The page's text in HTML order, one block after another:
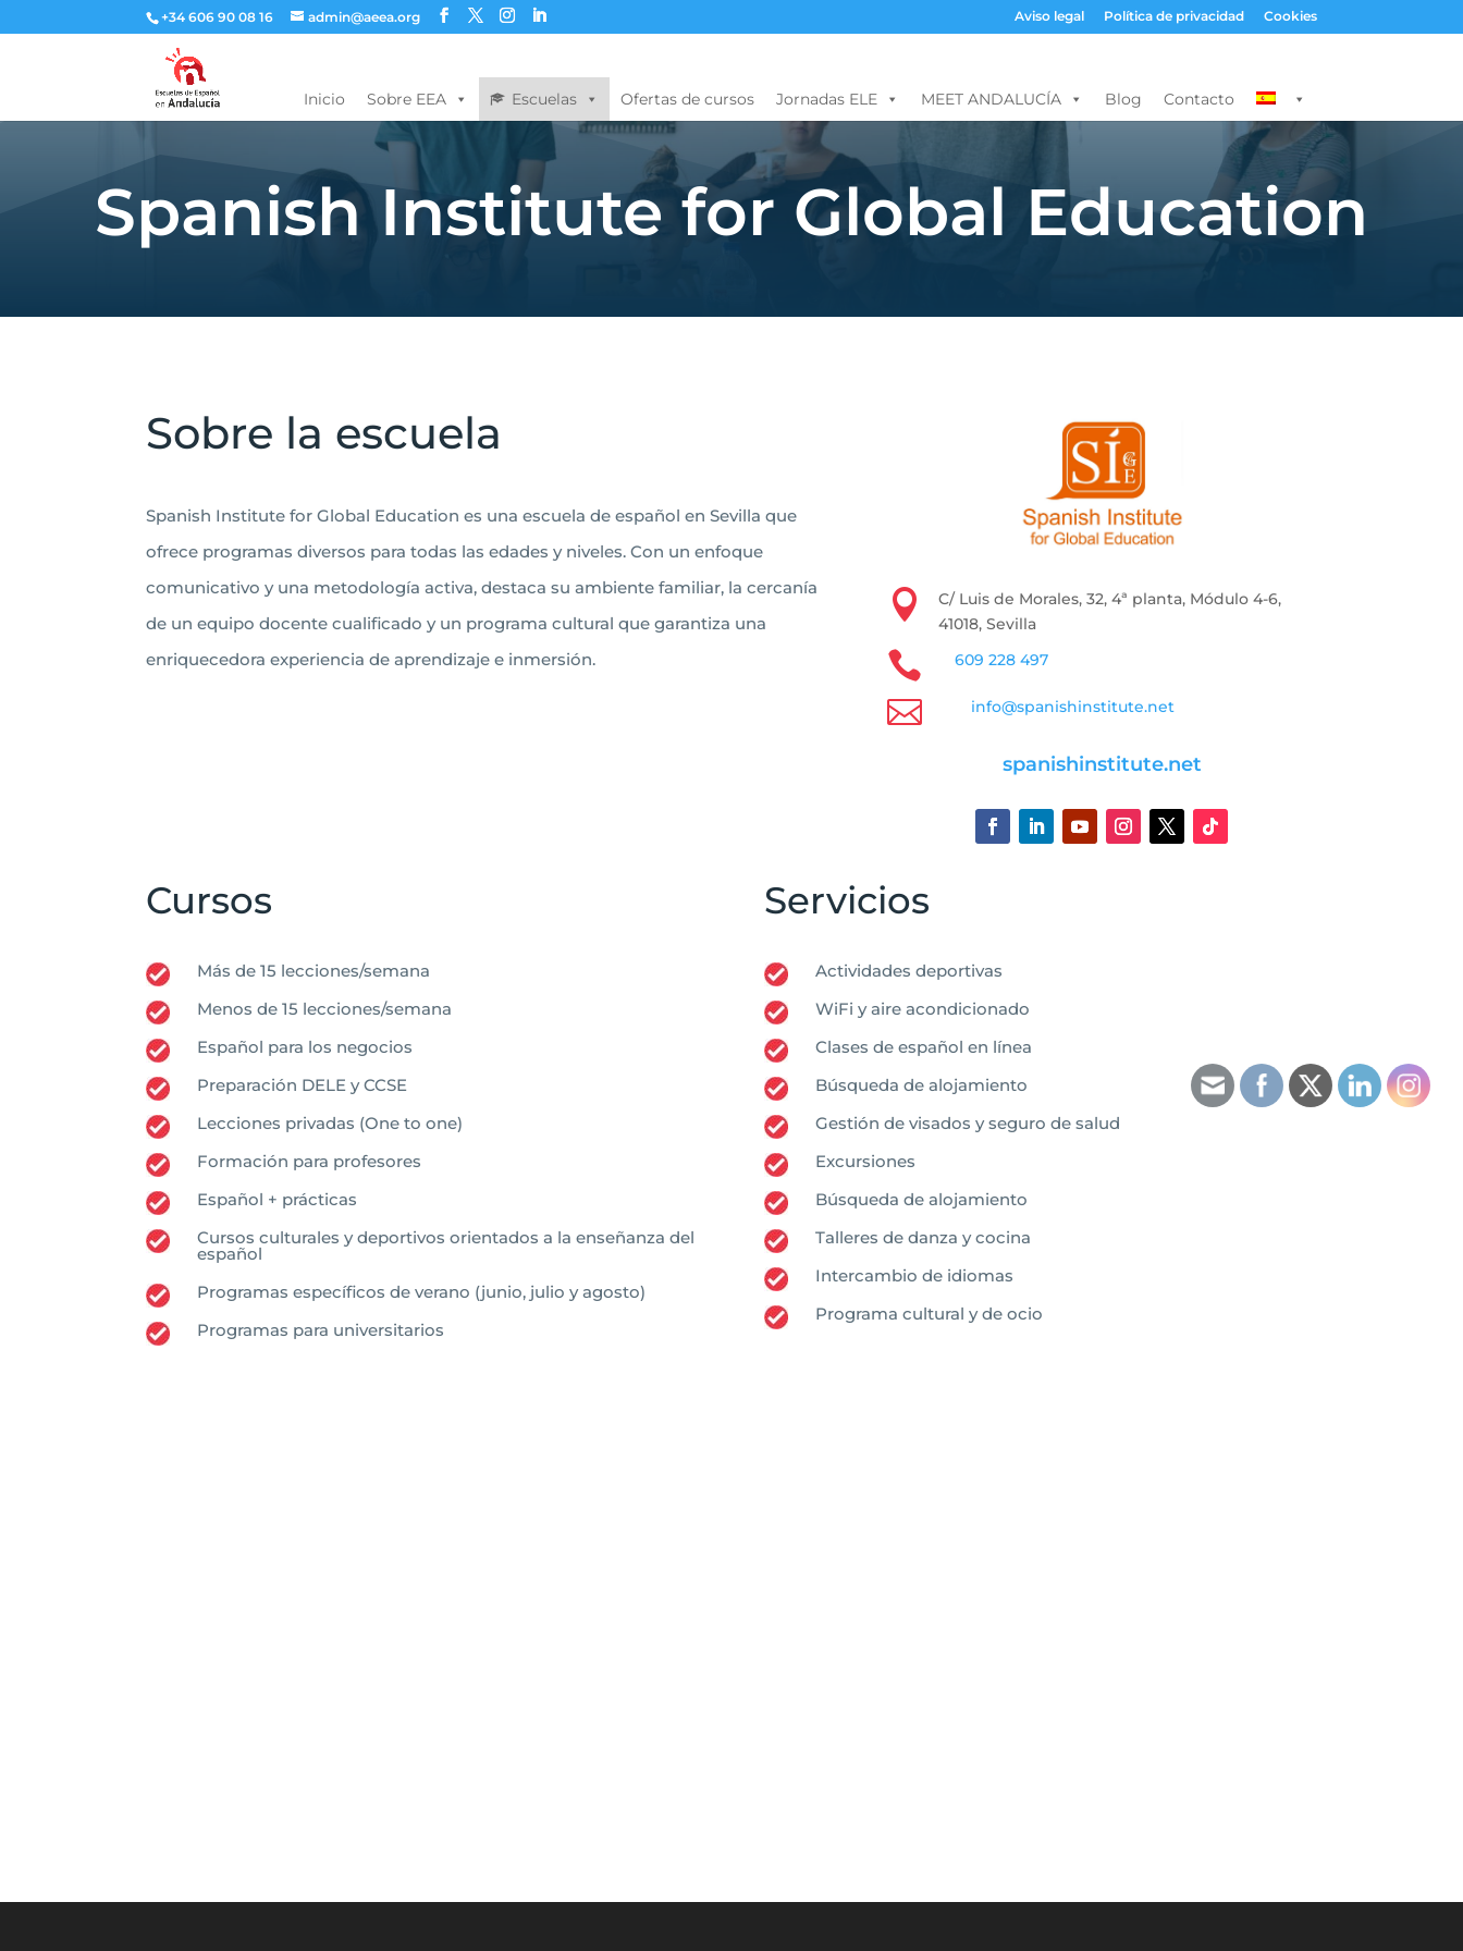
+34 606 90 08 16 admin@aeea.org Aviso legal Política de privacidad Cookies
Inicio Sobre EEA Escuelas Ofertas de cursos Jornadas ELE MEET ANDALUCÍA Blog Contacto
Spanish Institute for Global Education
Sobre la escuela
Spanish Institute for Global Education es una escuela de español en Sevilla que
ofrece programas diversos para todas las edades y niveles. Con un enfoque
comunicativo y una metodología activa, destaca su ambiente familiar, la cercanía
de un equipo docente cualificado y un programa cultural que garantiza una
enriquecedora experiencia de aprendizaje e inmersión.

C/ Luis de Morales, 32, 4ª planta, Módulo 4-6,
41018, Sevilla
 609 228 497
 info@spanishinstitute.net
spanishinstitute.net
Cursos
Más de 15 lecciones/semana
Menos de 15 lecciones/semana
Español para los negocios
Preparación DELE y CCSE
Lecciones privadas (One to one)
Formación para profesores
Español + prácticas
Cursos culturales y deportivos orientados a la enseñanza del
español
Programas específicos de verano (junio, julio y agosto)
Programas para universitarios
Servicios
Actividades deportivas
WiFi y aire acondicionado
Clases de español en línea
Búsqueda de alojamiento
Gestión de visados y seguro de salud
Excursiones
Búsqueda de alojamiento
Talleres de danza y cocina
Intercambio de idiomas
Programa cultural y de ocio